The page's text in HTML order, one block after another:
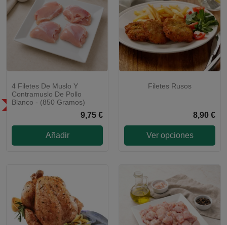
SÓLO EN LA COMUNIDAD DE
4 Filetes De Muslo Y
Contramuslo De Pollo
Blanco - (850 Gramos)
9,75 €
Añadir
¡GUARNICIÓN A ELEGIR!
Filetes Rusos
8,90 €
Ver opciones